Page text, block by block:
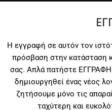
Η εγγραφή σε αυτόν τον
πρόσβαση στην κατάσταση
σας. Απλά πατήστε ΕΓΓΡΑΦΗ
δημιουργηθεί ένας νέος
ζητήσουμε μόνο τις
ταχύτερη και